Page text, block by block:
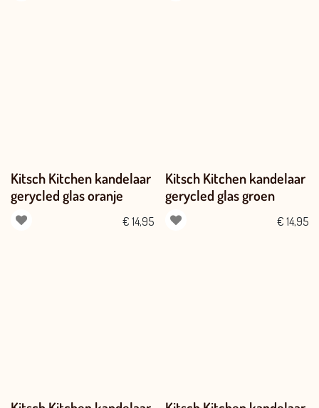
Kitsch Kitchen kandelaar
gerycled glas oranje
€ 14,95
Kitsch Kitchen kandelaar
gerycled glas groen
€ 14,95